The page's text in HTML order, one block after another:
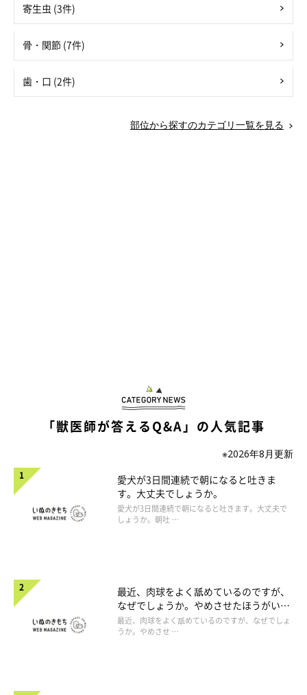
寄生虫 (3件)
骨・関節 (7件)
歯・口 (2件)
部位から探すのカテゴリ一覧を見る
「獣医師が答えるQ&A」の人気記事
※2026年8月更新
愛犬が3日間連続で朝になると吐きま
す。大丈夫でしょうか。
愛犬が3日間連続で朝になると吐きます。大丈夫で
しょうか。朝吐 …
最近、肉球をよく舐めているのですが、
なぜでしょうか。やめさせたほうがいい
のでしょうか。
最近、肉球をよく舐めているのですが、なぜでしょ
うか。やめさせ …